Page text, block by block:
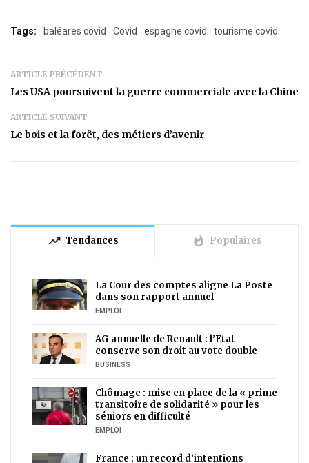
Tags: baléares covid Covid espagne covid tourisme covid
ARTICLE PRÉCÉDENT
Les USA poursuivent la guerre commerciale avec la Chine
ARTICLE SUIVANT
Le bois et la forêt, des métiers d’avenir
trending_up Tendances whatshot Populaires
La Cour des comptes aligne La Poste
dans son rapport annuel
EMPLOI
AG annuelle de Renault : l’Etat
conserve son droit au vote double
BUSINESS
Chômage : mise en place de la « prime
transitoire de solidarité » pour les
séniors en difficulté
EMPLOI
France : un record d’intentions